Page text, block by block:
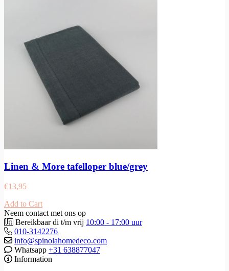
Linen & More tafelloper blue/grey
€13,95
Add to Cart
Neem contact met ons op
Bereikbaar di t/m vrij 10:00 - 17:00 uur
010-3142276
info@spinolahomedeco.com
Whatsapp +31 638877047
Information